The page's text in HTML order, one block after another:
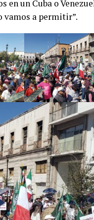
un Cuba o
vamos a permitir”.